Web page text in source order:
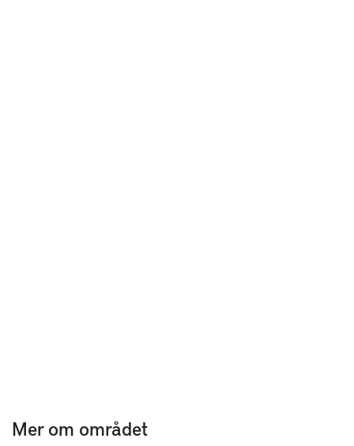
Mer om området